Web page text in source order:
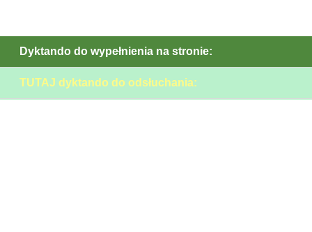
Dyktando do wypełnienia na stronie:
TUTAJ dyktando do odsłuchania: